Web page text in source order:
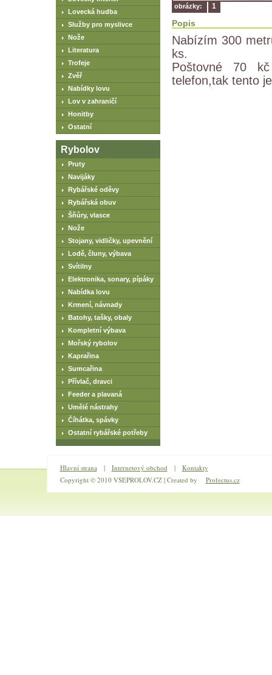
obrázky: 1
Popis
Nabízím 300
ks.
Poštovné 70
telefon,tak tento
Lovecká hudba
Služby pro myslivce
Nože
Literatura
Trofeje
Zvěř
Nabídky lovu
Lov v zahraničí
Honitby
Ostatní
Rybolov
Pruty
Navijáky
Rybářské oděvy
Rybářská obuv
Šňůry, vlasce
Nože
Stojany, vidličky, upevnění
Lodě, čluny, výbava
Svítilny
Elektronika, sonary, pípáky
Nabídka lovu
Krmení, návnady
Batohy, tašky, obaly
Kompletní výbava
Mořský rybolov
Kaprařina
Sumcařina
Přívlač, dravci
Feeder a plavaná
Umělé nástrahy
Číhátka, spávky
Ostatní rybářské potřeby
Hlavní strana | Internetový obchod |
Kontakty
Copyright © 2010 VSEPROLOV.CZ | Created by
Profectus.cz